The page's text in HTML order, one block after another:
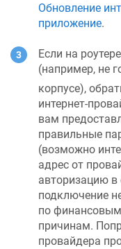
Обновление
приложение.
Если на
(например, не
корпусе),
интернет-
вам
правильные
(возможно
адрес от
авторизацию в
подключение
по
причинам.
провайдера